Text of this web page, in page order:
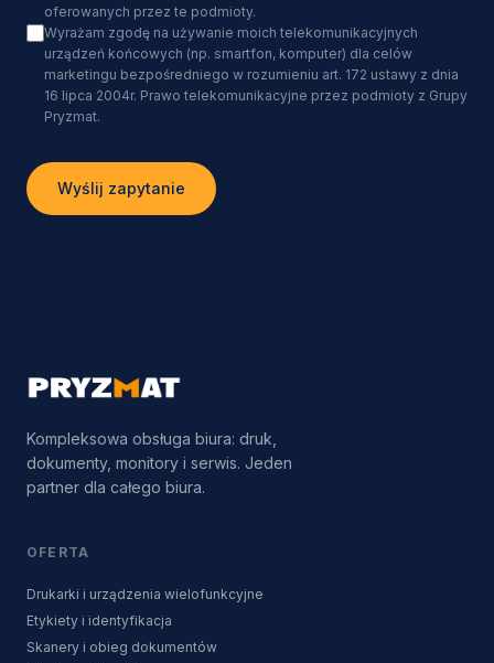
oferowanych przez te podmioty.
Wyrażam zgodę na używanie moich telekomunikacyjnych
urządzeń końcowych (np. smartfon, komputer) dla celów
marketingu bezpośredniego w rozumieniu art. 172 ustawy z dnia
16 lipca 2004r. Prawo telekomunikacyjne przez podmioty z Grupy
Pryzmat.
Wyślij zapytanie
Kompleksowa obsługa biura: druk,
dokumenty, monitory i serwis. Jeden
partner dla całego biura.
OFERTA
Drukarki i urządzenia wielofunkcyjne
Etykiety i identyfikacja
Skanery i obieg dokumentów